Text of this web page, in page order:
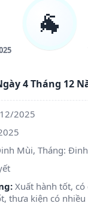
🐐
4 Tháng 12
2025
Mùi, Tháng:
Xuất hành tốt,
thưa kiện có nhiều